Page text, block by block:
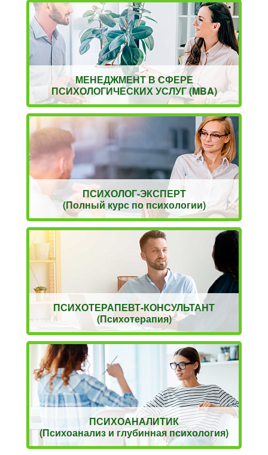
МЕНЕДЖМЕНТ В СФЕРЕ
ПСИХОЛОГИЧЕСКИХ УСЛУГ (MBA)
ПСИХОЛОГ-ЭКСПЕРТ
(Полный курс по психологии)
ПСИХОТЕРАПЕВТ-КОНСУЛЬТАНТ
(Психотерапия)
ПСИХОАНАЛИТИК
(Психоанализ и глубинная психология)